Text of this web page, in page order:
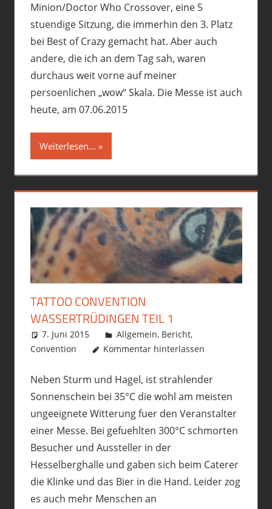
Minion/Doctor Who Crossover, eine 5
stuendige Sitzung, die immerhin den 3. Platz
bei Best of Crazy gemacht hat. Aber auch
andere, die ich an dem Tag sah, waren
durchaus weit vorne auf meiner
persoenlichen „wow“ Skala. Die Messe ist auch
heute, am 07.06.2015
Weiterlesen...
TATTOO CONVENTION
WASSERTRÜDINGEN TEIL 1
7. Juni 2015 philofax
Allgemein, Bericht,
Convention
Kommentar hinterlassen
Neben Sturm und Hagel, ist strahlender
Sonnenschein bei 35°C die wohl am meisten
ungeeignete Witterung fuer den Veranstalter
einer Messe. Bei gefuehlten 300°C schmorten
Besucher und Aussteller in der
Hesselberghalle und gaben sich beim Caterer
die Klinke und das Bier in die Hand. Leider zog
es auch mehr Menschen an